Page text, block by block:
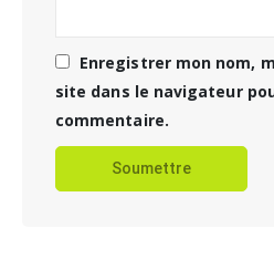
Enregistrer mon nom,
site dans le navigateur
commentaire.